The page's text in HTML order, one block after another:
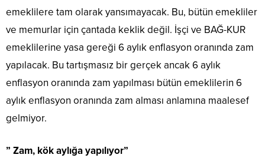
emeklilere tam olarak yansımayacak. Bu, bütün emekliler
ve memurlar için çantada keklik değil. İşçi ve BAĞ-KUR
emeklilerine yasa gereği 6 aylık enflasyon oranında zam
yapılacak. Bu tartışmasız bir gerçek ancak 6 aylık
enflasyon oranında zam yapılması bütün emeklilerin 6
aylık enflasyon oranında zam alması anlamına maalesef
gelmiyor.
” Zam, kök aylığa yapılıyor”